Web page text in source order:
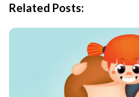
Related Posts: